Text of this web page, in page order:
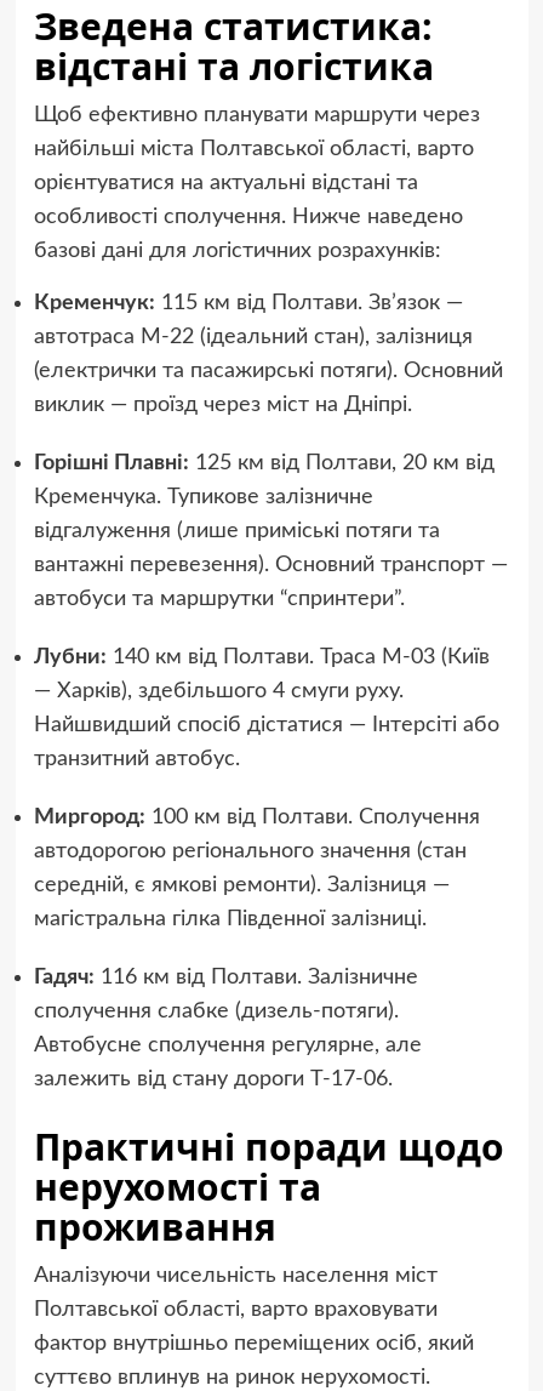
Зведена статистика:
відстані та логістика
Щоб ефективно планувати маршрути через
найбільші міста Полтавської області, варто
орієнтуватися на актуальні відстані та
особливості сполучення. Нижче наведено
базові дані для логістичних розрахунків:
Кременчук: 115 км від Полтави. Зв’язок —
автотраса М-22 (ідеальний стан), залізниця
(електрички та пасажирські потяги). Основний
виклик — проїзд через міст на Дніпрі.
Горішні Плавні: 125 км від Полтави, 20 км від
Кременчука. Тупикове залізничне
відгалуження (лише приміські потяги та
вантажні перевезення). Основний транспорт —
автобуси та маршрутки “спринтери”.
Лубни: 140 км від Полтави. Траса М-03 (Київ
— Харків), здебільшого 4 смуги руху.
Найшвидший спосіб дістатися — Інтерсіті або
транзитний автобус.
Миргород: 100 км від Полтави. Сполучення
автодорогою регіонального значення (стан
середній, є ямкові ремонти). Залізниця —
магістральна гілка Південної залізниці.
Гадяч: 116 км від Полтави. Залізничне
сполучення слабке (дизель-потяги).
Автобусне сполучення регулярне, але
залежить від стану дороги Т-17-06.
Практичні поради щодо
нерухомості та
проживання
Аналізуючи чисельність населення міст
Полтавської області, варто враховувати
фактор внутрішньо переміщених осіб, який
суттєво вплинув на ринок нерухомості.